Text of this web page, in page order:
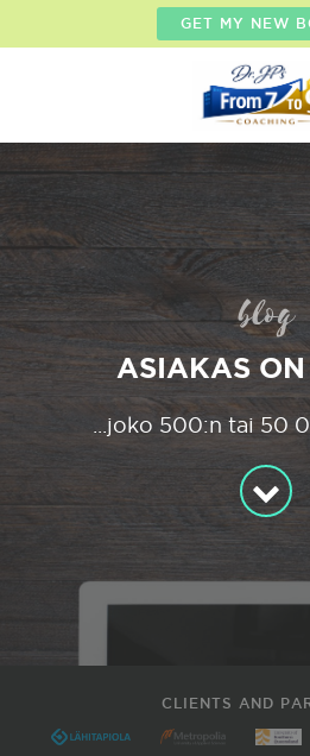
GET MY NEW
blog
ASIAKAS
...joko 500:n tai 50
CLIENTS AND